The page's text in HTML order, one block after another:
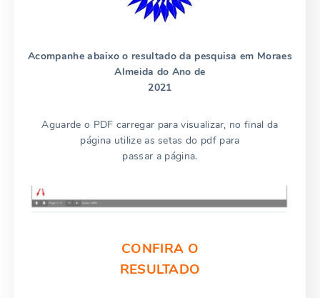
Acompanhe abaixo o resultado da pesquisa em Moraes
Almeida do Ano de
2021
Aguarde o PDF carregar para visualizar, no final da
página utilize as setas do pdf para
passar a página.
CONFIRA O
RESULTADO